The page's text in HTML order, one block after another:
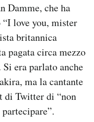
Damme, che ha
love you, mister
britannica
pagata circa mezzo
era parlato anche
ma la cantante
di Twitter di “non